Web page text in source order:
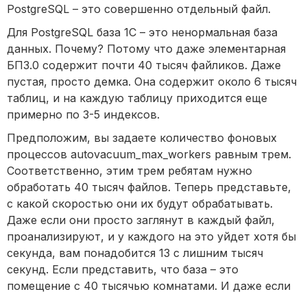
PostgreSQL – это совершенно отдельный файл.
Для PostgreSQL база 1С – это ненормальная база
данных. Почему? Потому что даже элементарная
БП3.0 содержит почти 40 тысяч файликов. Даже
пустая, просто демка. Она содержит около 6 тысяч
таблиц, и на каждую таблицу приходится еще
примерно по 3-5 индексов.
Предположим, вы задаете количество фоновых
процессов autovacuum_max_workers равным трем.
Соответственно, этим трем ребятам нужно
обработать 40 тысяч файлов. Теперь представьте,
с какой скоростью они их будут обрабатывать.
Даже если они просто заглянут в каждый файл,
проанализируют, и у каждого на это уйдет хотя бы
секунда, вам понадобится 13 с лишним тысяч
секунд. Если представить, что база – это
помещение с 40 тысячью комнатами. И даже если